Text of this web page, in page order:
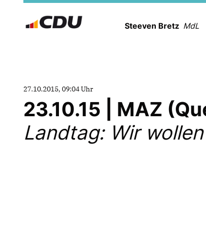
Steeven Bretz MdL
27.10.2015, 09:04 Uhr
23.10.15 | MAZ
Landtag: Wir